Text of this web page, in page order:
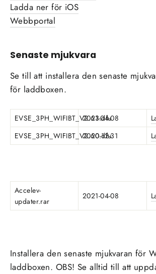
Ladda ner för iOS
Webbportal
Senaste mjukvara
Se till att installera den senaste
för laddboxen.
EVSE_3PH_WIFIBT_V2.63.dfu
2021-04-08
EVSE_3PH_WIFIBT_V2.60.dfu
2020-12-31
Accelev-
updater.rar
2021-04-08
Installera den senaste mjukvaran för
laddboxen. OBS! Se alltid till att